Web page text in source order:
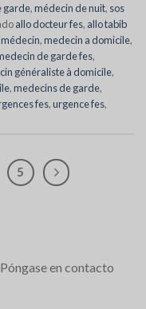
garde,médecin de nuit, sos
allo docteur fes, allo tabib
médecin,medecin a domicile,
de garde fes,
généraliste à domicile,
,medecins de garde,
fes,urgence fes,
5
en contacto